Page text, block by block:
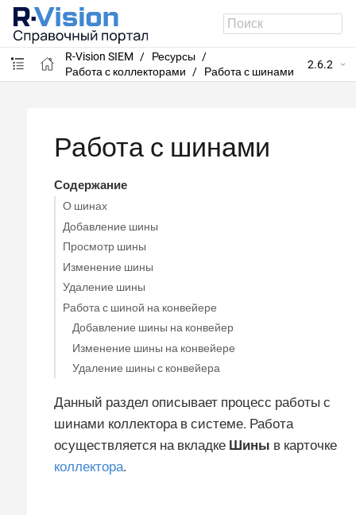
R-Vision SIEM
Ресурсы
Работа с коллекторами
Работа с шинами
2.6.2
Работа с шинами
Содержание
О шинах
Добавление шины
Просмотр шины
Изменение шины
Удаление шины
Работа с шиной на конвейере
Добавление шины на конвейер
Изменение шины на конвейере
Удаление шины с конвейера
Данный раздел описывает процесс работы с
шинами коллектора в системе. Работа
осуществляется на вкладке Шины в карточке
коллектора.